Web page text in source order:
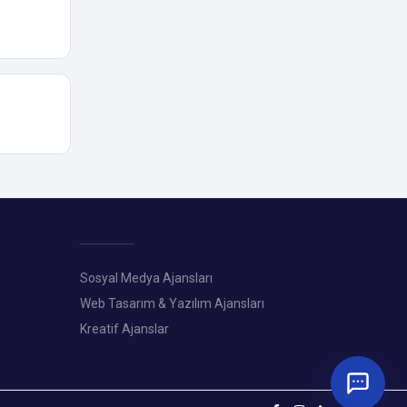
Sosyal Medya Ajansları
Web Tasarım & Yazılım Ajansları
Kreatif Ajanslar